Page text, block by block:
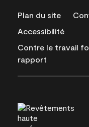
Plan du site
Accessibilité
Contre le travail
rapport